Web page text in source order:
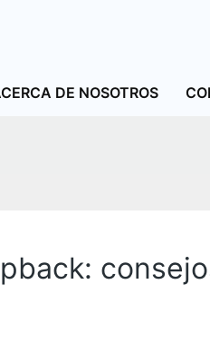
DE NOSOTROS